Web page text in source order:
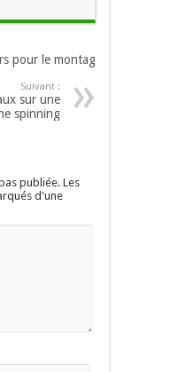
pour le montage
Suivant :
sur une
spinning
publiée. Les
d'une